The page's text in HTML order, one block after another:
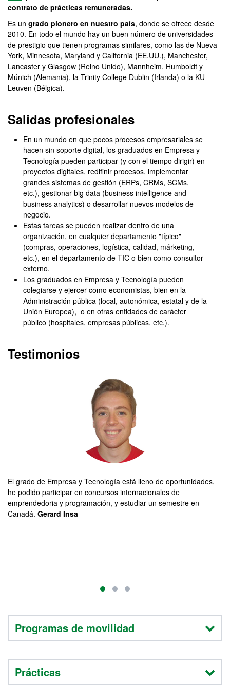
contrato de prácticas remuneradas.
Es un grado pionero en nuestro país, donde se ofrece desde
2010. En todo el mundo hay un buen número de universidades
de prestigio que tienen programas similares, como las de Nueva
York, Minnesota, Maryland y California (EE.UU.), Manchester,
Lancaster y Glasgow (Reino Unido), Mannheim, Humboldt y
Múnich (Alemania), la Trinity College Dublin (Irlanda) o la KU
Leuven (Bélgica).
Salidas profesionales
En un mundo en que pocos procesos empresariales se
hacen sin soporte digital, los graduados en Empresa y
Tecnología pueden participar (y con el tiempo dirigir) en
proyectos digitales, redifinir procesos, implementar
grandes sistemas de gestión (ERPs, CRMs, SCMs,
etc.), gestionar big data (business intelligence and
business analytics) o desarrollar nuevos modelos de
negocio.
Estas tareas se pueden realizar dentro de una
organización, en cualquier departamento "típico"
(compras, operaciones, logística, calidad, márketing,
etc.), en el departamento de TIC o bien como consultor
externo.
Los graduados en Empresa y Tecnología pueden
colegiarse y ejercer como economistas, bien en la
Administración pública (local, autonómica, estatal y de la
Unión Europea), o en otras entidades de carácter
público (hospitales, empresas públicas, etc.).
Testimonios
El grado de Empresa y Tecnología está lleno de oportunidades,
he podido participar en concursos internacionales de
emprendedoria y programación, y estudiar un semestre en
Canadá. Gerard Insa
Programas de movilidad
Prácticas